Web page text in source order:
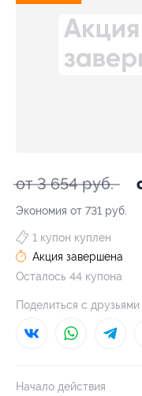
от 3 654 руб.
Экономия от 731 руб.
1 купон куплен
Акция завершена
Осталось 44 купона
Поделиться с друзьями
Начало действия